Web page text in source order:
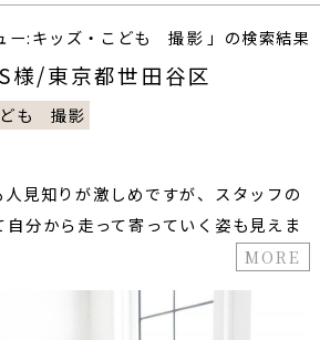
ー:キッズ・こども 撮影 」の検索結果
/東京都世田谷区
ども 撮影
見知りが激しめですが、スタッフの
分から走って寄っていく姿も見えま
MORE